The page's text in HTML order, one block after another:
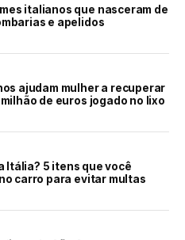
italianos que nasceram de
e apelidos
ajudam mulher a recuperar
milhão de euros jogado no lixo
Itália? 5 itens que você
carro para evitar multas